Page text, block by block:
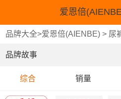
爱恩倍
品牌大全>爱恩倍(AIENBE) > 尿
品牌故事
综合 销量